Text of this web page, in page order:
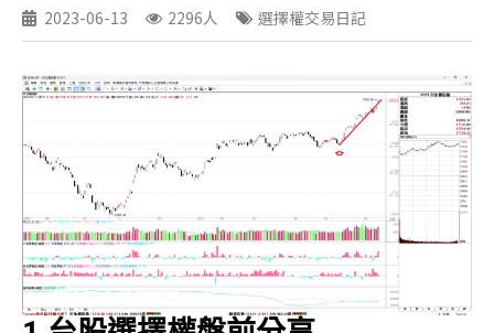
2023-06-13 2296人 選擇權交易日記